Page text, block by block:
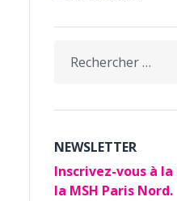
for:
NEWSLETTER
Inscrivez-vous à
la MSH Paris Nord.